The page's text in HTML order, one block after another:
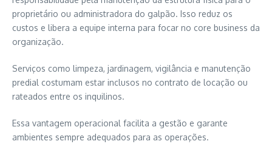
proprietário ou administradora do galpão. Isso reduz os
custos e libera a equipe interna para focar no core business da
organização.
Serviços como limpeza, jardinagem, vigilância e manutenção
predial costumam estar inclusos no contrato de locação ou
rateados entre os inquilinos.
Essa vantagem operacional facilita a gestão e garante
ambientes sempre adequados para as operações.